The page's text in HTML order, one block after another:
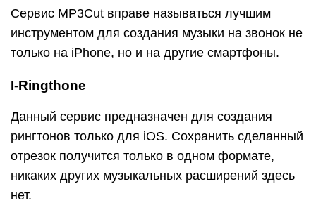
Сервис MP3Cut вправе называться лучшим
инструментом для создания музыки на звонок не
только на iPhone, но и на другие смартфоны.
I-Ringthone
Данный сервис предназначен для создания
рингтонов только для iOS. Сохранить сделанный
отрезок получится только в одном формате,
никаких других музыкальных расширений здесь
нет.